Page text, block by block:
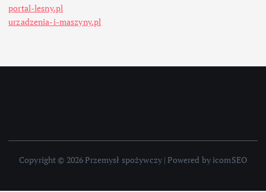
portal-lesny.pl
urzadzenia-i-maszyny.pl
Copyright © 2026 Przemysł spożywczy | Powered by icomSEO